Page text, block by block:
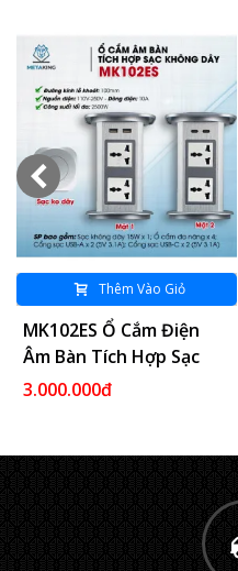
Thêm Vào Giỏ
MK102ES Ổ Cắm Điện
Âm Bàn Tích Hợp Sạc
Không Dây 15W - 04
3.000.000đ